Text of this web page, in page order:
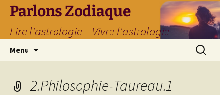
Parlons Zodiaque
Lire l'astrologie – Vivre l'astrologie
Menu
2.Philosophie-Taureau.1